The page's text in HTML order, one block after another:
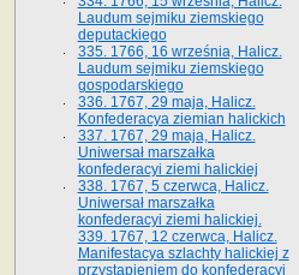
Laudum sejmiku ziemskiego
deputackiego
335. 1766, 16 września, Halicz.
Laudum sejmiku ziemskiego
gospodarskiego
336. 1767, 29 maja, Halicz.
Konfederacya ziemian halickich
337. 1767, 29 maja, Halicz.
Uniwersał marszałka
konfederacyi ziemi halickiej
338. 1767, 5 czerwca, Halicz.
Uniwersał marszałka
konfederacyi ziemi halickiej.
339. 1767, 12 czerwca, Halicz.
Manifestacya szlachty halickiej z
przystąpieniem do konfederacyi